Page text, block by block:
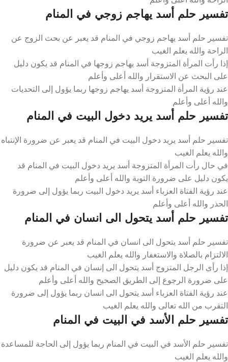
تفسير حلم أسد يهاجم زوجي في المنام
تفسير حلم أسد يهاجم زوجي في المنام قد يعبر عن بحث الزوج عن
الراحة والله يعلم الغيب
إذا رأت المرأة المتزوجة أسد يهاجم زوجها في المنام قد يكون دليل
على البحث عن الاستقرار والله أعلى وأعلم
عند رؤية المرأة المتزوجة أسد يهاجم زوجها ربما يؤول إلى التحديات
والله أعلى وأعلم
تفسير حلم أسد يريد دخول البيت في المنام
تفسير حلم أسد يريد دخول البيت في المنام قد يعبر عن ضرورة الإنتباه
والله يعلم الغيب
في حال رأت المرأة المتزوجة أسد يريد دخول البيت في المنام قد
يكون دليل على ضرورة التوبة والله أعلى وأعلم
عند رؤية الفتاة العزباء أسد يريد دخول البيت ربما يؤول إلى ضرورة
الحذر والله أعلى وأعلم
تفسير حلم أسد يتحول الى انسان في المنام
تفسير حلم أسد يتحول الى انسان في المنام قد يعبر عن ضرورة
الالتزام بالصلاة والاستغفار والله يعلم الغيب
إذا رأى الرجل المتزوج أسد يتحول الى إنسان في المنام قد يكون دليل
على ضرورة الرجوع إلى الطريق الصحيح والله أعلى وأعلم
عند رؤية الفتاة العزباء أسد يتحول الى انسان ربما يؤول إلى ضرورة
التقرب من الله تعالى والله يعلم الغيب
تفسير حلم الأسد في البيت في المنام
تفسير حلم الأسد في البيت في المنام ربما يؤول إلى الحاجة للمساعدة
والله يعلم الغيب